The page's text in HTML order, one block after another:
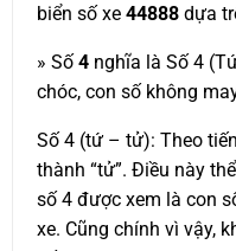
biển số xe 44888 dựa
» Số4 nghĩa là Số 4
chóc, con số không
Số 4 (tứ – tử): Theo
thành “tử”. Điều này
số 4 được xem là con
xe. Cũng chính vì vậy,